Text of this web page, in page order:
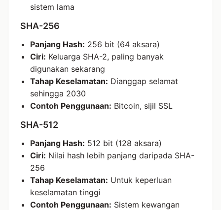
sistem lama
SHA-256
Panjang Hash: 256 bit (64 aksara)
Ciri: Keluarga SHA-2, paling banyak
digunakan sekarang
Tahap Keselamatan: Dianggap selamat
sehingga 2030
Contoh Penggunaan: Bitcoin, sijil SSL
SHA-512
Panjang Hash: 512 bit (128 aksara)
Ciri: Nilai hash lebih panjang daripada SHA-
256
Tahap Keselamatan: Untuk keperluan
keselamatan tinggi
Contoh Penggunaan: Sistem kewangan